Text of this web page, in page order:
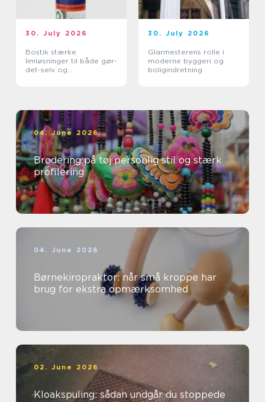
30. July 2026
Bostik stærke
limløsninger til både gør-
det-selv og
30. July 2026
Glarmesterens rolle i
moderne byggeri og
boligindretning
04. June 2026
Brodering på tøj personlig stil og stærk
profilering
04. June 2026
Børnekiropraktor: når små kroppe har
brug for ekstra opmærksomhed
02. June 2026
Kloakspuling: sådan undgår du stoppede